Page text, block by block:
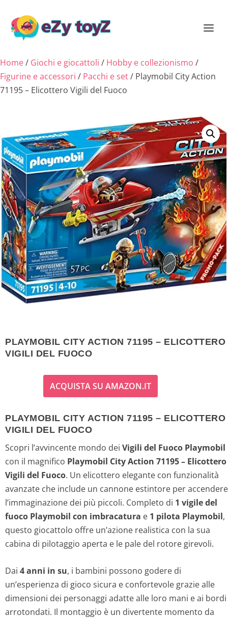
Home/ Giochi e giocattoli / Hobby e collezionismo /
Figurine e accessori / Pacchi e set/ Playmobil City Action
71195 – Elicottero Vigili del Fuoco
PLAYMOBIL CITY ACTION 71195 – ELICOTTERO
VIGILI DEL FUOCO
ACQUISTA SU AMAZON.IT
PLAYMOBIL CITY ACTION 71195 – ELICOTTERO
VIGILI DEL FUOCO
Scopri l’avvincente mondo dei Vigili del Fuoco Playmobil
con il magnifico Playmobil City Action 71195 – Elicottero
Vigili del Fuoco. Un elicottero elegante con funzionalità
avanzate che include un cannone estintore per accendere
l’immaginazione dei più piccoli. Completo di 1 vigile del
fuoco Playmobil con imbracatura e 1 pilota Playmobil,
questo giocattolo offre un’azione realistica con la sua
cabina di pilotaggio aperta e le pale del rotore girevoli.
Dai 4 anni in su, i bambini possono godere di
un’esperienza di gioco sicura e confortevole grazie alle
dimensioni dei personaggi adatte alle loro mani e ai bordi
arrotondati. Il montaggio è un divertente momento da